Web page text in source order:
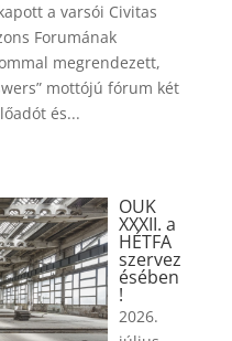
a varsói Civitas
Forumának
megrendezett,
mottójú fórum két
és...
OUK
XXXII. a
HÉTFA
szervez
ésében
!
2026.